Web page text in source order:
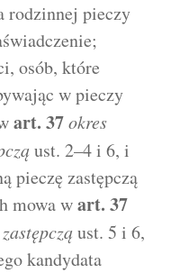
rodzinnej pieczy
osób, które
w pieczy
art. 37okres
ust. 2–4 i 6, i
pieczę zastępczą
mowa wart. 37
ust. 5 i 6,
kandydata